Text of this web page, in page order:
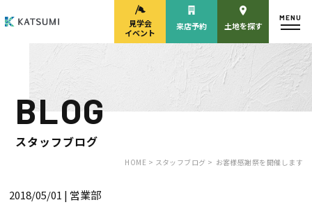
モデルハウス
来場予約
見学会・
来店予約
見学会
イベント
来店予約 土地を探す
MENU
BLOG
スタッフブログ
HOME > スタッフブログ > お客様感謝祭を開催します
2018/05/01 | 営業部